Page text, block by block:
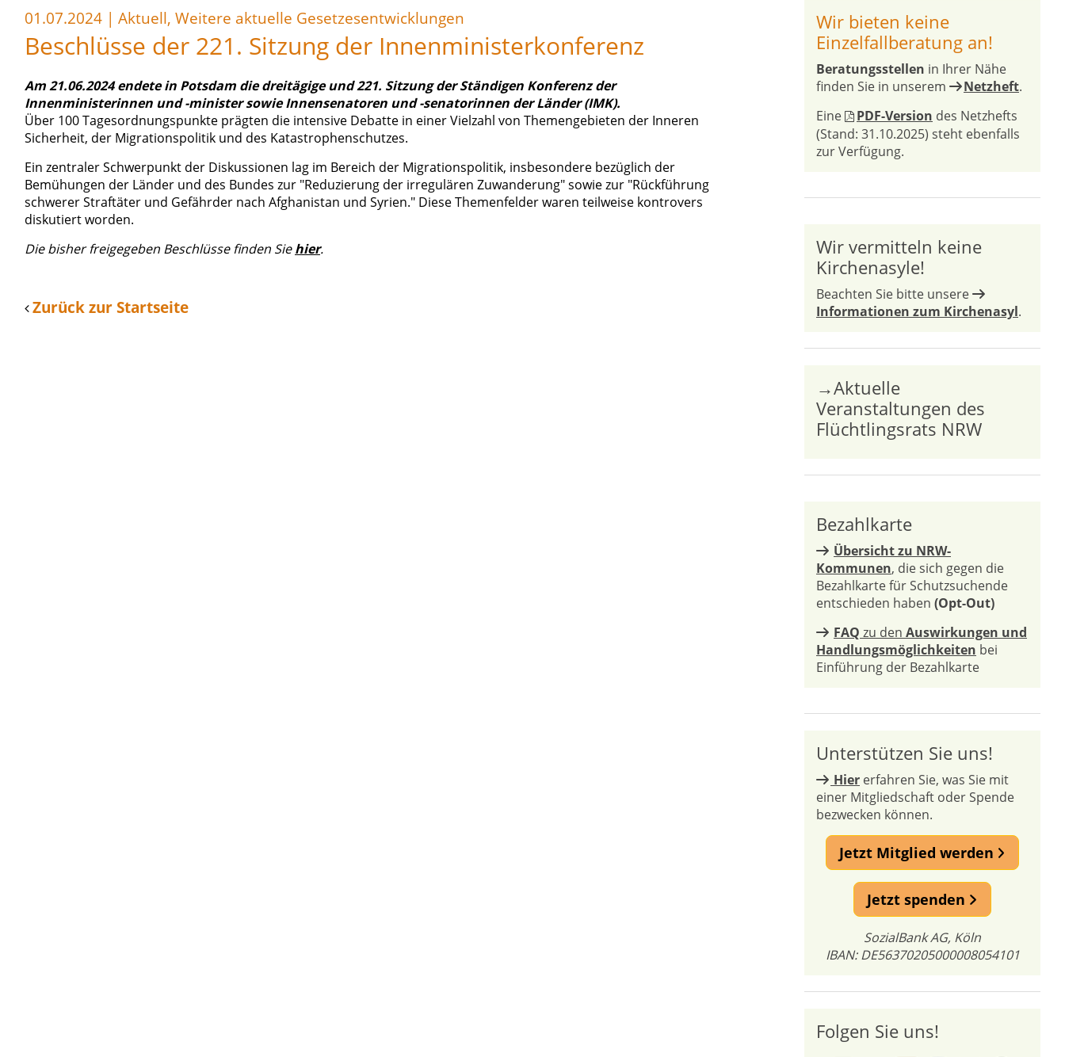
01.07.2024 | Aktuell, Weitere aktuelle Gesetzesentwicklungen
Beschlüsse der 221. Sitzung der Innenministerkonferenz
Am 21.06.2024 endete in Potsdam die dreitägige und 221. Sitzung der Ständigen Konferenz der
Innenministerinnen und -minister sowie Innensenatoren und -senatorinnen der Länder (IMK).
Über 100 Tagesordnungspunkte prägten die intensive Debatte in einer Vielzahl von Themengebieten der Inneren
Sicherheit, der Migrationspolitik und des Katastrophenschutzes.
Ein zentraler Schwerpunkt der Diskussionen lag im Bereich der Migrationspolitik, insbesondere bezüglich der
Bemühungen der Länder und des Bundes zur "Reduzierung der irregulären Zuwanderung" sowie zur "Rückführung
schwerer Straftäter und Gefährder nach Afghanistan und Syrien." Diese Themenfelder waren teilweise kontrovers
diskutiert worden.
Die bisher freigegeben Beschlüsse finden Siehier.
Zurück zur Startseite
Wir bieten keine
Einzelfallberatung an!
Beratungsstellen in Ihrer Nähe
finden Sie in unserem
Netzheft.
Eine
PDF-Version des Netzhefts
(Stand: 31.10.2025) steht ebenfalls
zur Verfügung.
Wir vermitteln keine
Kirchenasyle!
Beachten Sie bitte unsere
Informationen zum Kirchenasyl.
→Aktuelle
Veranstaltungen des
Flüchtlingsrats NRW
Bezahlkarte
Übersicht zu NRW-
Kommunen, die sich gegen die
Bezahlkarte für Schutzsuchende
entschieden haben (Opt-Out)
FAQ zu den Auswirkungen und
Handlungsmöglichkeiten bei
Einführung der Bezahlkarte
Unterstützen Sie uns!
Hier erfahren Sie, was Sie mit
einer Mitgliedschaft oder Spende
bezwecken können.
Jetzt Mitglied werden
Jetzt spenden
SozialBank AG, Köln
IBAN: DE56370205000008054101
Folgen Sie uns!